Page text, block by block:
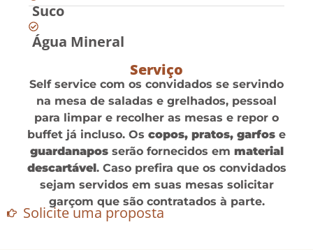
Suco
Água Mineral
Serviço
Self service com os convidados se servindo
na mesa de saladas e grelhados, pessoal
para limpar e recolher as mesas e repor o
buffet já incluso. Os copos, pratos, garfos e
guardanaposserão fornecidos em material
descartável . Caso prefira que os convidados
sejam servidos em suas mesas solicitar
garçom que são contratados à parte.
Solicite uma proposta